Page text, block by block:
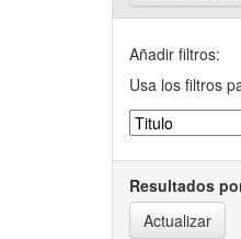
Añadir filtros:
Usa los filtros
Resultados